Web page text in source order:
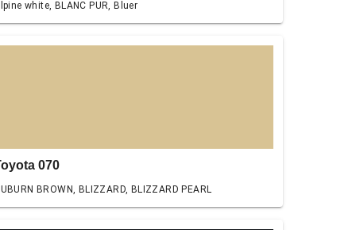
white, BLANC PUR, Bluer
070
BROWN, BLIZZARD, BLIZZARD PEARL